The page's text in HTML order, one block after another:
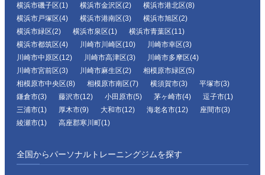
横浜市磯子区(1)
横浜市金沢区(2)
横浜市港北区(8)
横浜市戸塚区(4)
横浜市港南区(3)
横浜市旭区(2)
横浜市緑区(2)
横浜市泉区(1)
横浜市青葉区(11)
横浜市都筑区(4)
川崎市川崎区(10)
川崎市幸区(3)
川崎市中原区(12)
川崎市高津区(3)
川崎市多摩区(4)
川崎市宮前区(3)
川崎市麻生区(2)
相模原市緑区(5)
相模原市中央区(8)
相模原市南区(7) 横須賀市(3)
平塚市(3)
鎌倉市(3)
藤沢市(12) 小田原市(5) 茅ヶ崎市(4)
逗子市(1)
三浦市(1)
厚木市(9) 大和市(12) 海老名市(12)
座間市(3)
綾瀬市(1)
高座郡寒川町(1)
全国からパーソナルトレーニングジムを探す